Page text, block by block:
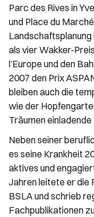
Parc des Rives in
und Place du
Landschaftsplanung
als vier Wakker-
l’Europe und den
2007 den Prix
bleiben auch die
wie der
Träumen
Neben seiner
es seine Krankheit
aktives und
Jahren leitete er die
BSLA und schrieb
Fachpublikationen